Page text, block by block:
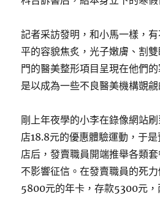
記者采訪發明，和小馬一樣，
平的容貌焦炙，光子嫩膚、割
門的醫美整形項目呈現在他們
是以成為一些不良醫美機構覬覦
剛上年夜學的小李在錄像網站
店18.8元的優惠體驗運動，于
店后，發賣職員開端推舉各類
不影響征信。在發賣職員的死
5800元的年卡，存款5300元